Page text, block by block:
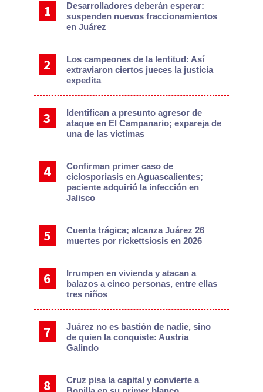
Desarrolladores deberán esperar:
suspenden nuevos fraccionamientos
en Juárez
Los campeones de la lentitud: Así
extraviaron ciertos jueces la justicia
expedita
Identifican a presunto agresor de
ataque en El Campanario; expareja de
una de las víctimas
Confirman primer caso de
ciclosporiasis en Aguascalientes;
paciente adquirió la infección en
Jalisco
Cuenta trágica; alcanza Juárez 26
muertes por rickettsiosis en 2026
Irrumpen en vivienda y atacan a
balazos a cinco personas, entre ellas
tres niños
Juárez no es bastión de nadie, sino
de quien la conquiste: Austria
Galindo
Cruz pisa la capital y convierte a